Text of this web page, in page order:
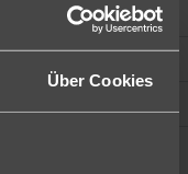
Über Cookies